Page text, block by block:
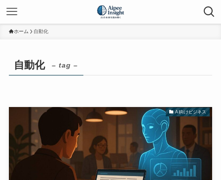
ホーム 自動化
自動化 – tag –
AI向けビジネス